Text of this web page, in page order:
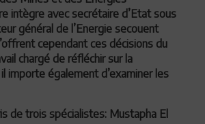
intègre avec secrétaire d’Etat sous
général de l’Energie secouent
cependant ces décisions du
chargé de réfléchir sur la
importe également d’examiner les
de trois spécialistes: Mustapha El